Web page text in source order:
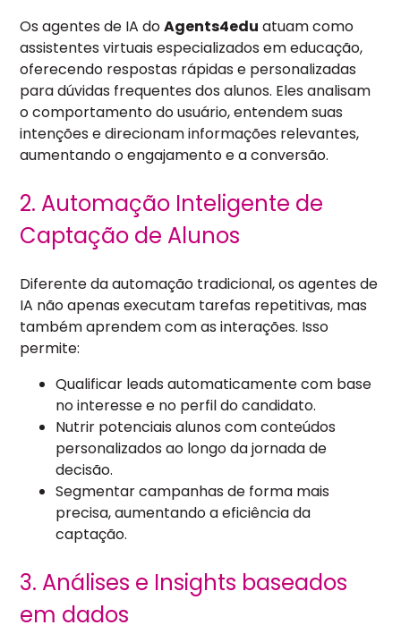
Os agentes de IA doAgents4edu atuam como
assistentes virtuais especializados em educação,
oferecendo respostas rápidas e personalizadas
para dúvidas frequentes dos alunos. Eles analisam
o comportamento do usuário, entendem suas
intenções e direcionam informações relevantes,
aumentando o engajamento e a conversão.
2. Automação Inteligente de
Captação de Alunos
Diferente da automação tradicional, os agentes de
IA não apenas executam tarefas repetitivas, mas
também aprendem com as interações. Isso
permite:
Qualificar leads automaticamente com base
no interesse e no perfil do candidato.
Nutrir potenciais alunos com conteúdos
personalizados ao longo da jornada de
decisão.
Segmentar campanhas de forma mais
precisa, aumentando a eficiência da
captação.
3. Análises e Insights baseados
em dados